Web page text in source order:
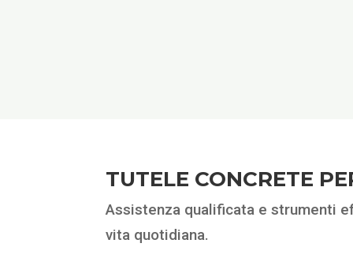
TUTELE CONCRETE
Assistenza qualificata e strumenti
vita quotidiana.